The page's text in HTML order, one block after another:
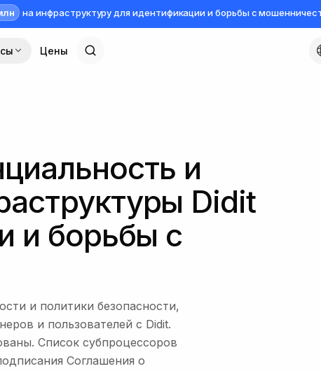
на инфраструктуру для идентификации и борьбы с
Цены
и
Didit
и борьбы с
и политики безопасности,
и пользователей с Didit.
Список субпроцессоров
Соглашения о